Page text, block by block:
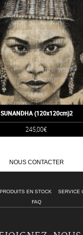
SUNANDHA (120x120cm)2
245,00€
NOUS CONTACTER
PRODUITS EN STOCK SERVICE
FAQ